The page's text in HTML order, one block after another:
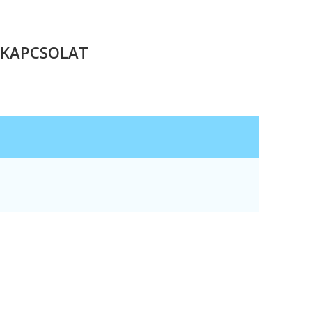
KAPCSOLAT